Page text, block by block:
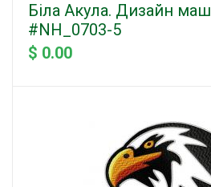
Біла Акула. Дизайн
#NH_0703-5
$ 0.00